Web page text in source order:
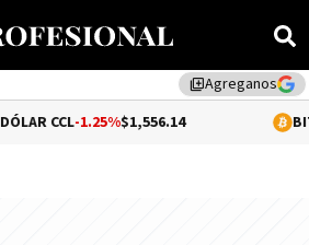
library_addAgreganos
-1.25%$1,556.14